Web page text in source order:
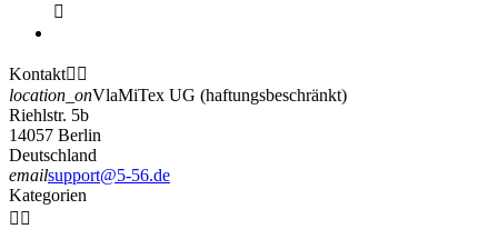

Kontakt 
location_onVlaMiTex UG (haftungsbeschränkt)
Riehlstr. 5b
14057 Berlin
Deutschland
emailsupport@5-56.de
Kategorien
 